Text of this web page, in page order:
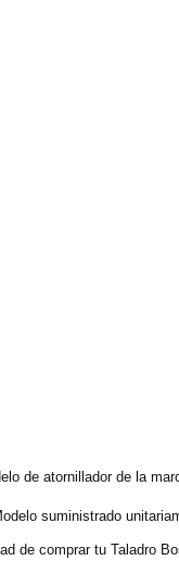
de atornillador de la
suministrado
de comprar tu Taladro